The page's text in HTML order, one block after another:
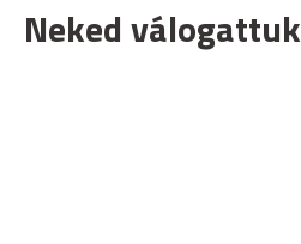
Neked válogattuk